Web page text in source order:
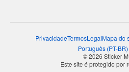
PrivacidadeTermosLegalMapa do
Português (PT-BR)
© 2026 Sticker
Este site é protegido por